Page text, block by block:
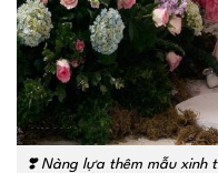
❣️ Nàng lựa thêm mẫu xinh